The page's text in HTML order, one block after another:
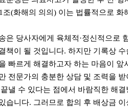
조(화해의 의의) 이는 법률적으로
은 당사자에게 육체적·정신적으로
책이 될 것입니다. 하지만 기록상
빠르게 해결하고자 하는 마음이
전문가의 충분한 상담 및 조력을
낼 수 있다는 점에서 바람직한 해
습니다. 그러므로 합의 후 배상금